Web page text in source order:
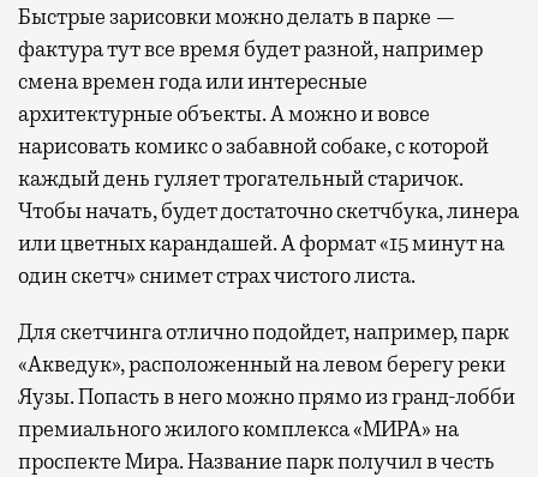
Быстрые зарисовки можно делать в парке —
фактура тут все время будет разной, например
смена времен года или интересные
архитектурные объекты. А можно и вовсе
нарисовать комикс о забавной собаке, с которой
каждый день гуляет трогательный старичок.
Чтобы начать, будет достаточно скетчбука, линера
или цветных карандашей. А формат «15 минут на
один скетч» снимет страх чистого листа.
Для скетчинга отлично подойдет, например, парк
«Акведук», расположенный на левом берегу реки
Яузы. Попасть в него можно прямо из гранд-лобби
премиального жилого комплекса «МИРА» на
проспекте Мира. Название парк получил в честь